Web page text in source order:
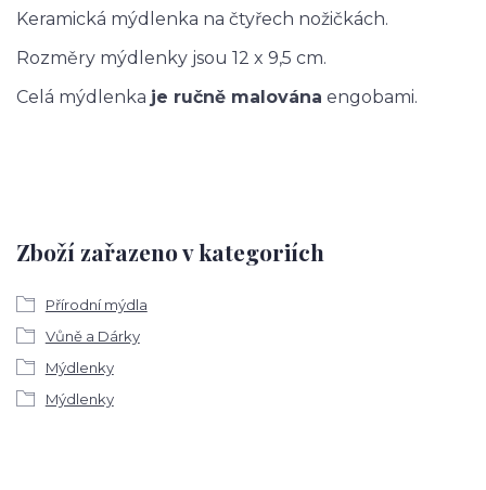
Keramická mýdlenka na čtyřech nožičkách.
Rozměry mýdlenky jsou 12 x 9,5 cm.
Celá mýdlenka je ručně malována engobami.
Zboží zařazeno v kategoriích
Přírodní mýdla
Vůně a Dárky
Mýdlenky
Mýdlenky